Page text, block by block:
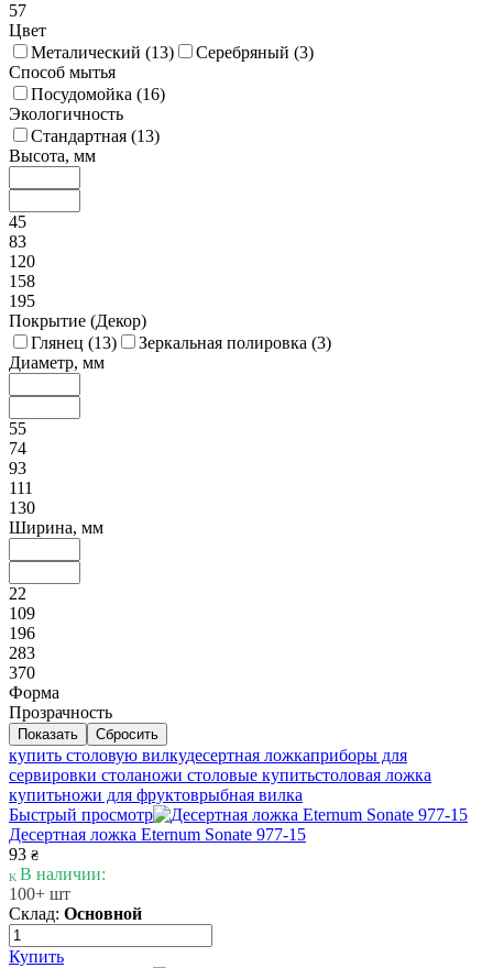
57
Цвет
Металический (13) Серебряный (3)
Способ мытья
Посудомойка (16)
Экологичность
Стандартная (13)
Высота, мм
45
83
120
158
195
Покрытие (Декор)
Глянец (13) Зеркальная полировка (3)
Диаметр, мм
55
74
93
111
130
Ширина, мм
22
109
196
283
370
Форма
Прозрачность
купить столовую вилкудесертная ложкаприборы для
сервировки столаножи столовые купитьстоловая ложка
купитьножи для фруктоврыбная вилка
Быстрый просмотр
Десертная ложка Eternum Sonate 977-15
93 ₴
В наличии:
100+ шт
Склад: Основной
Купить